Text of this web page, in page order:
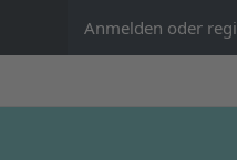
Anmelden oder